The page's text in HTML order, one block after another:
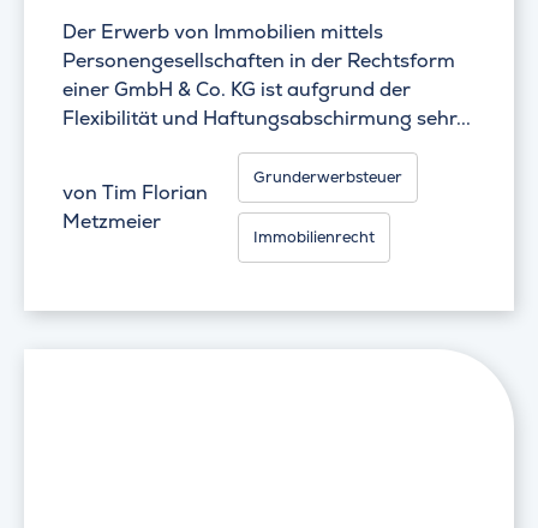
Der Erwerb von Immobilien mittels
Personengesellschaften in der Rechtsform
einer GmbH & Co. KG ist aufgrund der
Flexibilität und Haftungsabschirmung sehr...
von Tim Florian
Metzmeier
Grunderwerbsteuer
Immobilienrecht